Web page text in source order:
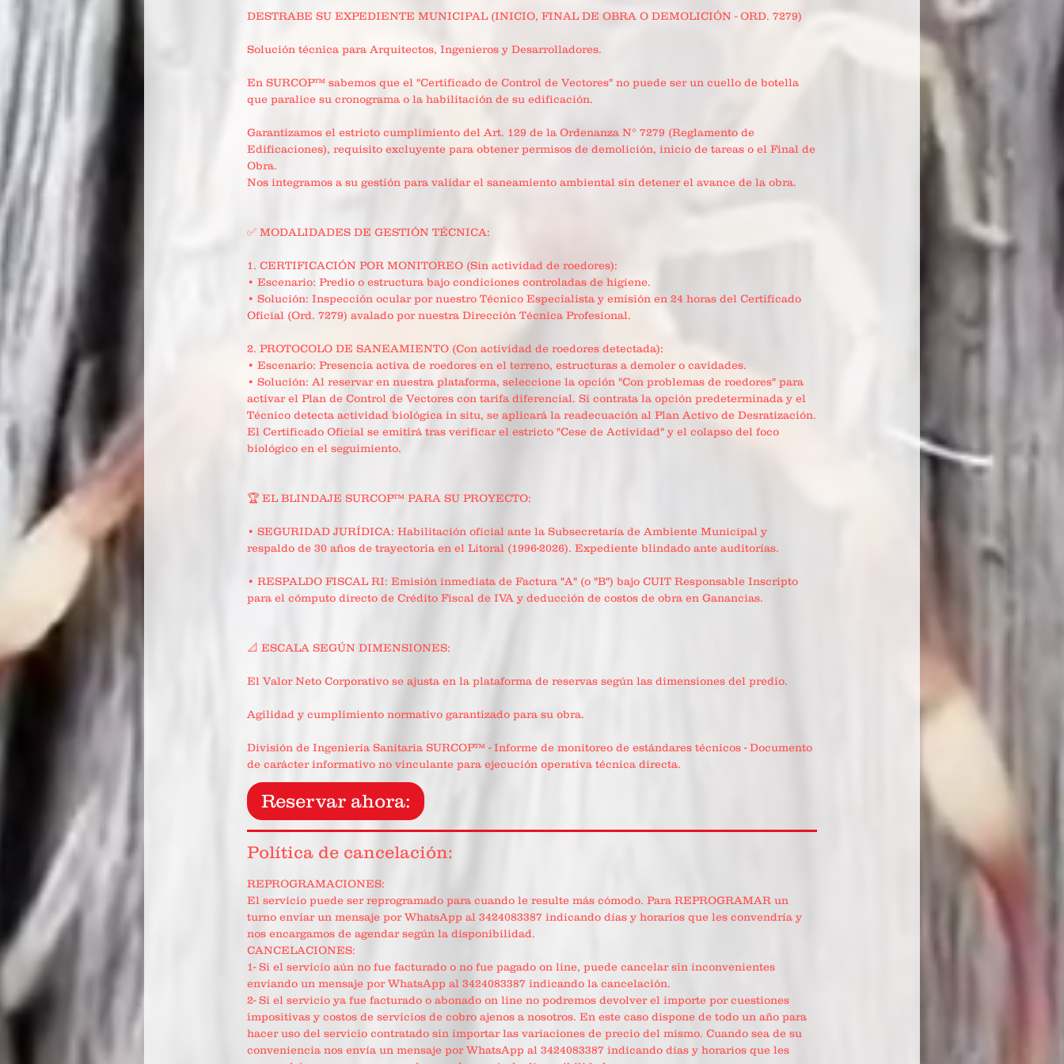
DESTRABE SU EXPEDIENTE MUNICIPAL (INICIO, FINAL DE OBRA O DEMOLICIÓN - ORD. 7279)
Solución técnica para Arquitectos, Ingenieros y Desarrolladores.
En SURCOP™ sabemos que el "Certificado de Control de Vectores" no puede ser un cuello de botella
que paralice su cronograma o la habilitación de su edificación.
Garantizamos el estricto cumplimiento del Art. 129 de la Ordenanza N° 7279 (Reglamento de
Edificaciones), requisito excluyente para obtener permisos de demolición, inicio de tareas o el Final de
Obra.
Nos integramos a su gestión para validar el saneamiento ambiental sin detener el avance de la obra.
✅ MODALIDADES DE GESTIÓN TÉCNICA:
1. CERTIFICACIÓN POR MONITOREO (Sin actividad de roedores):
• Escenario: Predio o estructura bajo condiciones controladas de higiene.
• Solución: Inspección ocular por nuestro Técnico Especialista y emisión en 24 horas del Certificado
Oficial (Ord. 7279) avalado por nuestra Dirección Técnica Profesional.
2. PROTOCOLO DE SANEAMIENTO (Con actividad de roedores detectada):
• Escenario: Presencia activa de roedores en el terreno, estructuras a demoler o cavidades.
• Solución: Al reservar en nuestra plataforma, seleccione la opción "Con problemas de roedores" para
activar el Plan de Control de Vectores con tarifa diferencial. Si contrata la opción predeterminada y el
Técnico detecta actividad biológica in situ, se aplicará la readecuación al Plan Activo de Desratización.
El Certificado Oficial se emitirá tras verificar el estricto "Cese de Actividad" y el colapso del foco
biológico en el seguimiento.
🏆 EL BLINDAJE SURCOP™ PARA SU PROYECTO:
• SEGURIDAD JURÍDICA: Habilitación oficial ante la Subsecretaría de Ambiente Municipal y
respaldo de 30 años de trayectoria en el Litoral (1996-2026). Expediente blindado ante auditorías.
• RESPALDO FISCAL RI: Emisión inmediata de Factura "A" (o "B") bajo CUIT Responsable Inscripto
para el cómputo directo de Crédito Fiscal de IVA y deducción de costos de obra en Ganancias.
📐 ESCALA SEGÚN DIMENSIONES:
El Valor Neto Corporativo se ajusta en la plataforma de reservas según las dimensiones del predio.
Agilidad y cumplimiento normativo garantizado para su obra.
División de Ingeniería Sanitaria SURCOP™ - Informe de monitoreo de estándares técnicos - Documento
Reservar ahora:
Política de cancelación:
REPROGRAMACIONES:
El servicio puede ser reprogramado para cuando le resulte más cómodo. Para REPROGRAMAR un
turno enviar un mensaje por WhatsApp al 3424083387 indicando días y horarios que les convendría y
nos encargamos de agendar según la disponibilidad.
CANCELACIONES:
1- Si el servicio aún no fue facturado o no fue pagado on line, puede cancelar sin inconvenientes
enviando un mensaje por WhatsApp al 3424083387 indicando la cancelación.
2- Si el servicio ya fue facturado o abonado on line no podremos devolver el importe por cuestiones
impositivas y costos de servicios de cobro ajenos a nosotros. En este caso dispone de todo un año para
hacer uso del servicio contratado sin importar las variaciones de precio del mismo. Cuando sea de su
conveniencia nos envía un mensaje por WhatsApp al 3424083387 indicando días y horarios que les